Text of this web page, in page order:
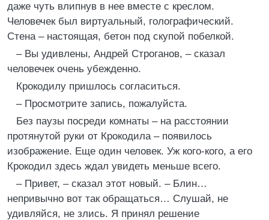
даже чуть влипнув в нее вместе с креслом.
Человечек был виртуальный, голографический.
Стена – настоящая, бетон под скупой побелкой.
– Вы удивлены, Андрей Строганов, – сказал
человечек очень убежденно.
Крокодилу пришлось согласиться.
– Просмотрите запись, пожалуйста.
Без паузы посреди комнаты – на расстоянии
протянутой руки от Крокодила – появилось
изображение. Еще один человек. Уж кого-кого, а его
Крокодил здесь ждал увидеть меньше всего.
– Привет, – сказал этот новый. – Блин…
непривычно вот так обращаться… Слушай, не
удивляйся, не злись. Я принял решение